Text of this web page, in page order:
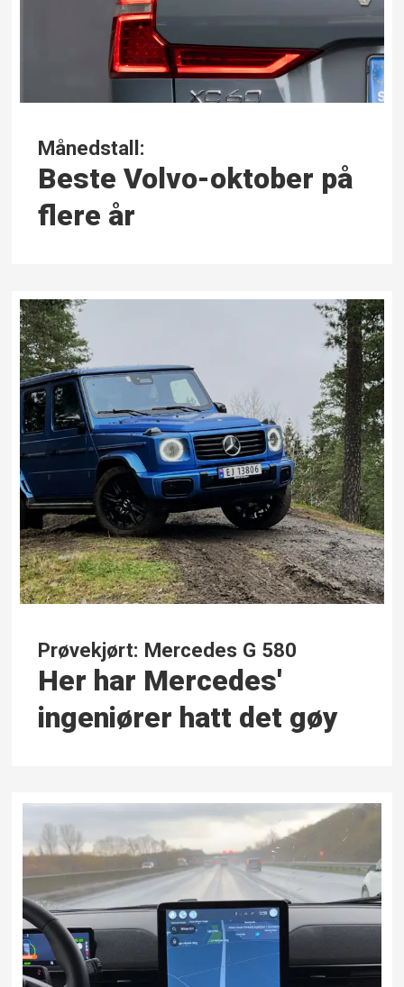
Månedstall:
Beste Volvo-oktober på
flere år
Prøvekjørt: Mercedes G 580
Her har Mercedes'
ingeniører hatt det gøy